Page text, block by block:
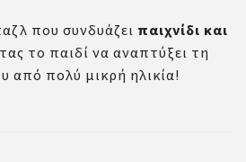
που συνδυάζει παιχνίδι και
το παιδί να αναπτύξει τη
από πολύ μικρή ηλικία!